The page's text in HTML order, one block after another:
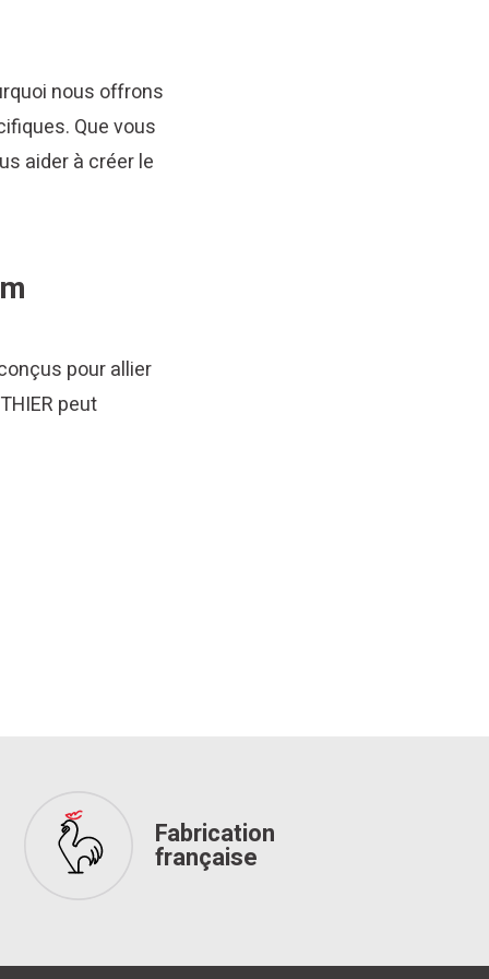
nous offrons
Que vous
aider à créer le
pour allier
peut
Fabrication
française